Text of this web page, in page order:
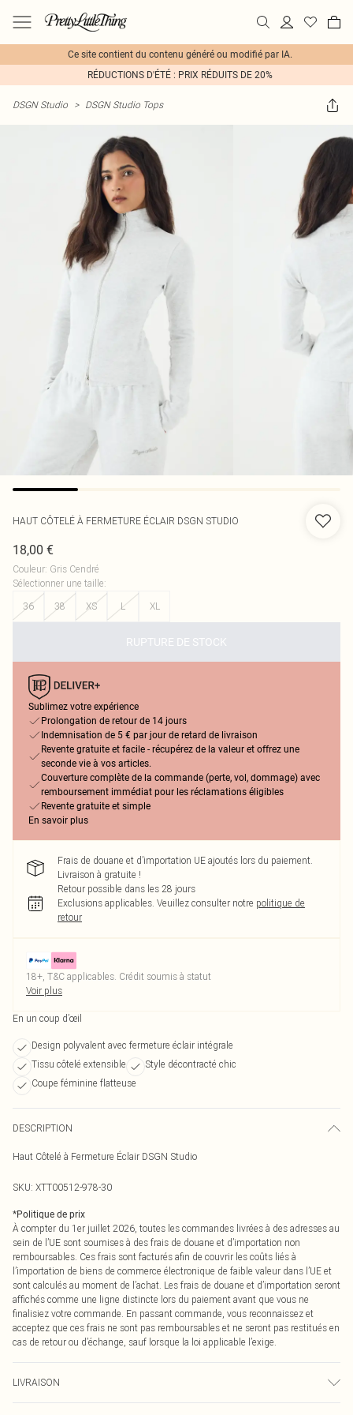
Ce site contient du contenu généré ou modifié par IA.
RÉDUCTIONS D'ÉTÉ : PRIX RÉDUITS DE 20%
DSGN Studio > DSGN Studio Tops
HAUT CÔTELÉ À FERMETURE ÉCLAIR DSGN STUDIO
18,00 €
Couleur: Gris Cendré
Sélectionner une taille:
36
38 XS L XL
RUPTURE DE STOCK
Sublimez votre expérience
Prolongation de retour de 14 jours
Indemnisation de 5 € par jour de retard de livraison
Revente gratuite et facile - récupérez de la valeur et offrez une
seconde vie à vos articles.
Couverture complète de la commande (perte, vol, dommage) avec
remboursement immédiat pour les réclamations éligibles
Revente gratuite et simple
En savoir plus
Frais de douane et d’importation UE ajoutés lors du paiement.
Livraison à gratuite !
Retour possible dans les 28 jours
Exclusions applicables. Veuillez consulter notre politique de
retour
18+, T&C applicables. Crédit soumis à statut
Voir plus
En un coup d’œil
Design polyvalent avec fermeture éclair intégrale
Tissu côtelé extensible
Style décontracté chic
Coupe féminine flatteuse
DESCRIPTION
Haut Côtelé à Fermeture Éclair DSGN Studio
SKU: XTT00512-978-30
*Politique de prix
À compter du 1er juillet 2026, toutes les commandes livrées à des adresses au
sein de l’UE sont soumises à des frais de douane et d’importation non
remboursables. Ces frais sont facturés afin de couvrir les coûts liés à
l’importation de biens de commerce électronique de faible valeur dans l’UE et
sont calculés au moment de l’achat. Les frais de douane et d’importation seront
affichés comme une ligne distincte lors du paiement avant que vous ne
finalisiez votre commande. En passant commande, vous reconnaissez et
acceptez que ces frais ne sont pas remboursables et ne seront pas restitués en
cas de retour ou d’échange, sauf lorsque la loi applicable l’exige.
LIVRAISON